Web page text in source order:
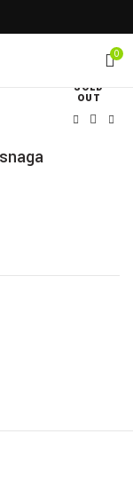
0
SOLD
OUT